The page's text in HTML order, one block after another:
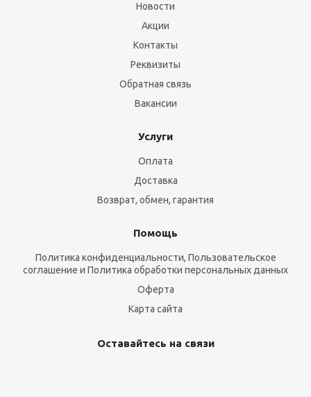
Новости
Акции
Контакты
Реквизиты
Обратная связь
Вакансии
Услуги
Оплата
Доставка
Возврат, обмен, гарантия
Помощь
Политика конфиденциальности, Пользовательское
соглашение и Политика обработки персональных данных
Оферта
Карта сайта
Оставайтесь на связи